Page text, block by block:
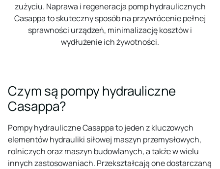
zużyciu. Naprawa i regeneracja pomp hydraulicznych
Casappa to skuteczny sposób na przywrócenie pełnej
sprawności urządzeń, minimalizację kosztów i
wydłużenie ich żywotności.
Czym są pompy hydrauliczne
Casappa?
Pompy hydrauliczne Casappa to jeden z kluczowych
elementów hydrauliki siłowej maszyn przemysłowych,
rolniczych oraz maszyn budowlanych, a także w wielu
innych zastosowaniach. Przekształcają one dostarczaną